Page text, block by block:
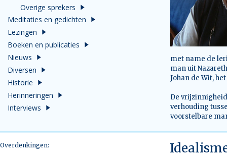
Overige sprekers
Meditaties en gedichten
Lezingen
Boeken en publicaties
Nieuws
Diversen
Historie
Herinneringen
Interviews
met name de
man uit
Johan de Wit,
De
verhouding
voorstelbare
Overdenkingen: